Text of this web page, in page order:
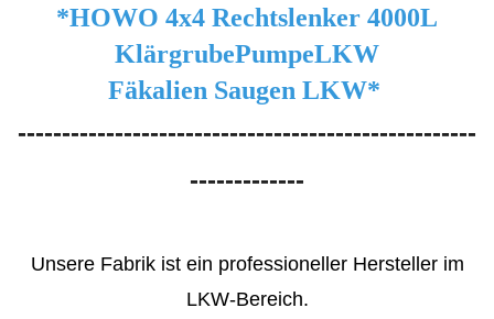
*HOWO 4x4 Rechtslenker 4000L
KlärgrubePumpeLKW
Fäkalien Saugen LKW*
----------------------------------------------------
-------------
Unsere Fabrik ist ein professioneller Hersteller im
LKW-Bereich.